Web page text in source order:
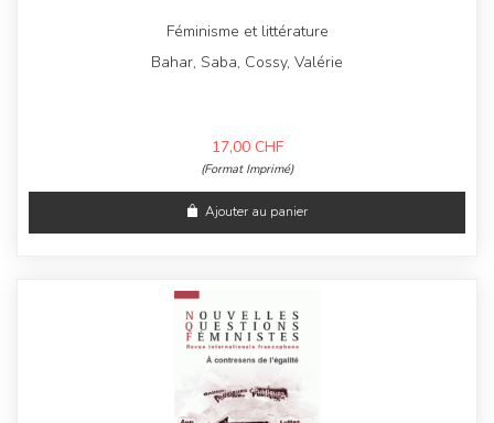
Féminisme et littérature
Bahar, Saba, Cossy, Valérie
17,00 CHF
(Format Imprimé)
Ajouter au panier